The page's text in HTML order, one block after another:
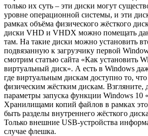
только их суть – эти диски могут
уровне операционной системы, и эти
рамках объёма физического жёсткого
диски VHD и VHDX можно помещать
там. На такие диски можно установить
подвязанную к загрузчику первой
смотрим статью сайта «Как установить
виртуальный диск». А есть в Windows
где виртуальным дискам доступно то,
физическим жёстким дискам. Взгляните,
параметры запуска функции Windows 10
Хранилищами копий файлов в рамках
быть разделы внутреннего жёсткого
Только внешние USB-устройства
случае флешка.